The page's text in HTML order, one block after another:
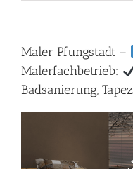
Maler Pfungstadt –
Malerfachbetrieb:
Badsanierung,